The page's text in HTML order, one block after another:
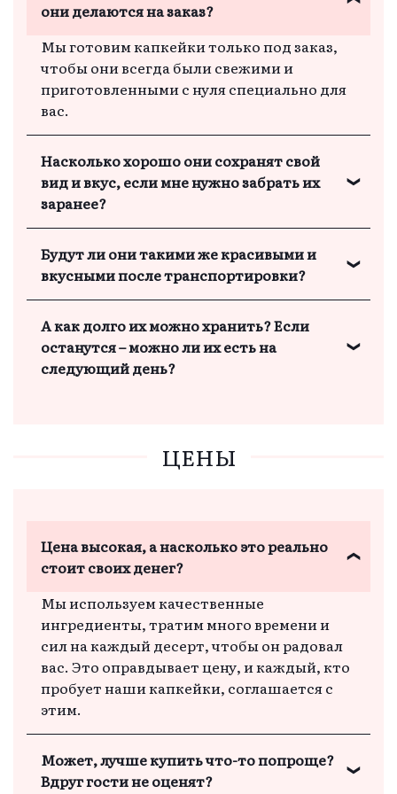
они делаются на заказ?
Мы готовим капкейки только под заказ,
чтобы они всегда были свежими и
приготовленными с нуля специально для
вас.
Насколько хорошо они сохранят свой
вид и вкус, если мне нужно забрать их
заранее?
вид и вкус даже после транспортировки.
Вы можете забрать их заранее – они
останутся такими же свежими и
вкусными!
Будут ли они такими же красивыми и
вкусными после транспортировки?
они не потеряли ни форму, ни красоту, ни
свежесть. Они будут выглядеть идеально
на вашем празднике.
А как долго их можно хранить? Если
останутся – можно ли их есть на
следующий день?
они будут вкусными и свежими. Наши
клиенты уже проверили!
ЦЕНЫ
Цена высокая, а насколько это реально
стоит своих денег?
Мы используем качественные
ингредиенты, тратим много времени и
сил на каждый десерт, чтобы он радовал
вас. Это оправдывает цену, и каждый, кто
пробует наши капкейки, соглашается с
этим.
Может, лучше купить что-то попроще?
Вдруг гости не оценят?